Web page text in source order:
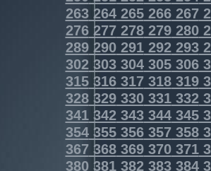
263264265266267
276277278279280
289290291292293
302303304305306
315316317318319
328329330331332
341342343344345
354355356357358
367 368369370371
380381382383384